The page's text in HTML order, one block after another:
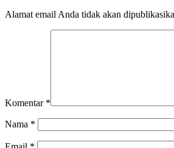
Alamat email Anda tidak akan
Komentar *
Nama *